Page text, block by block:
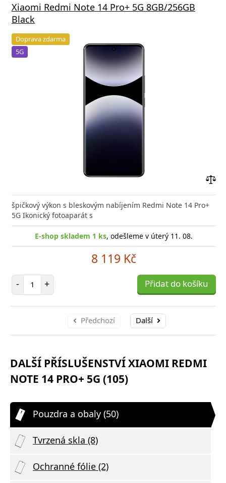
Xiaomi Redmi Note 14 Pro+ 5G 8GB/256GB
Black
Doprava zdarma
5G
špičkový výkon s bleskovým nabíjením Redmi Note 14 Pro+
5G Ikonický fotoaparát s
E-shop skladem 1 ks, odešleme v úterý 11. 08.
8 119 Kč
- Počet položek
+ Přidat do košíku
Předchozí Další
DALŠÍ PŘÍSLUŠENSTVÍ XIAOMI REDMI
NOTE 14 PRO+ 5G (105)
Pouzdra a obaly (50)
Tvrzená skla (8)
Ochranné fólie (2)